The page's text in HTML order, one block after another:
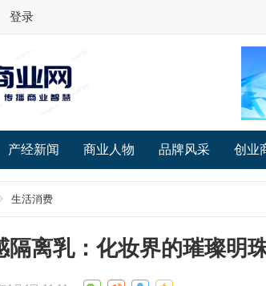
登录
产经新闻 商业人物 品牌风采 创业
生活消费
隔离乳：化妆界的璀璨明